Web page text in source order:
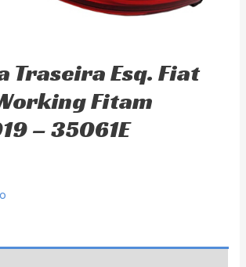
Traseira Esq. Fiat
Fitam
– 35061E